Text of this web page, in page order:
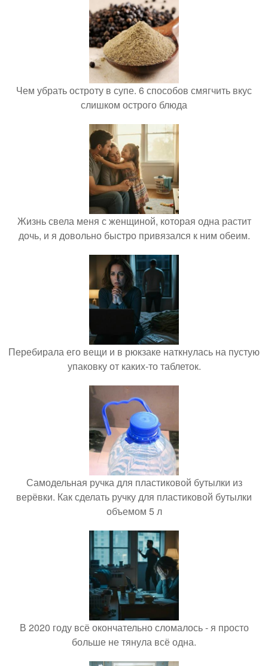
Чем убрать остроту в супе. 6 способов смягчить вкус
слишком острого блюда
Жизнь свела меня с женщиной, которая одна растит
дочь, и я довольно быстро привязался к ним обеим.
Перебирала его вещи и в рюкзаке наткнулась на пустую
упаковку от каких-то таблеток.
Самодельная ручка для пластиковой бутылки из
верёвки. Как сделать ручку для пластиковой бутылки
объемом 5 л
В 2020 году всё окончательно сломалось - я просто
больше не тянула всё одна.